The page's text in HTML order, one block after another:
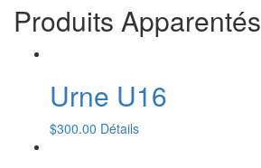
Produits Apparentés
Urne U16
$300.00 Détails